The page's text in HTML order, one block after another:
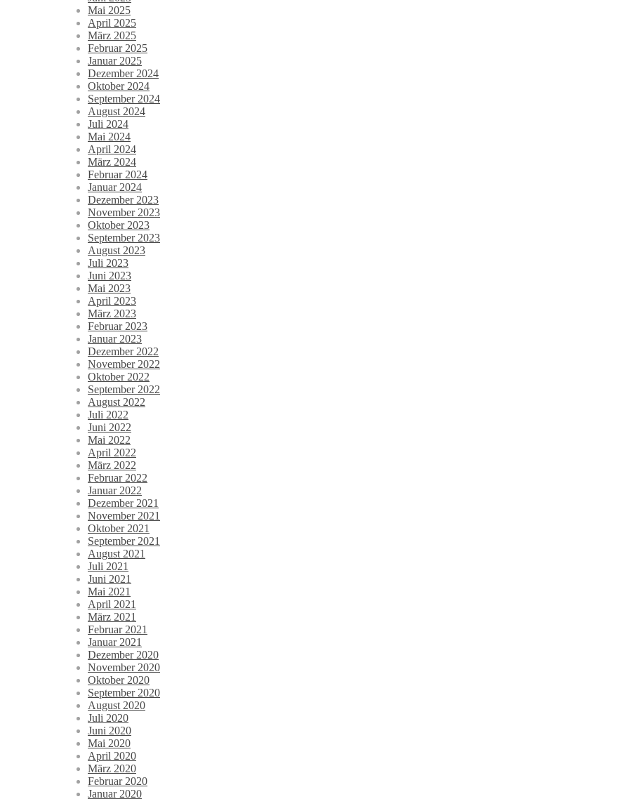
Mai 2025
April 2025
März 2025
Februar 2025
Januar 2025
Dezember 2024
Oktober 2024
September 2024
August 2024
Juli 2024
Mai 2024
April 2024
März 2024
Februar 2024
Januar 2024
Dezember 2023
November 2023
Oktober 2023
September 2023
August 2023
Juli 2023
Juni 2023
Mai 2023
April 2023
März 2023
Februar 2023
Januar 2023
Dezember 2022
November 2022
Oktober 2022
September 2022
August 2022
Juli 2022
Juni 2022
Mai 2022
April 2022
März 2022
Februar 2022
Januar 2022
Dezember 2021
November 2021
Oktober 2021
September 2021
August 2021
Juli 2021
Juni 2021
Mai 2021
April 2021
März 2021
Februar 2021
Januar 2021
Dezember 2020
November 2020
Oktober 2020
September 2020
August 2020
Juli 2020
Juni 2020
Mai 2020
April 2020
März 2020
Februar 2020
Januar 2020